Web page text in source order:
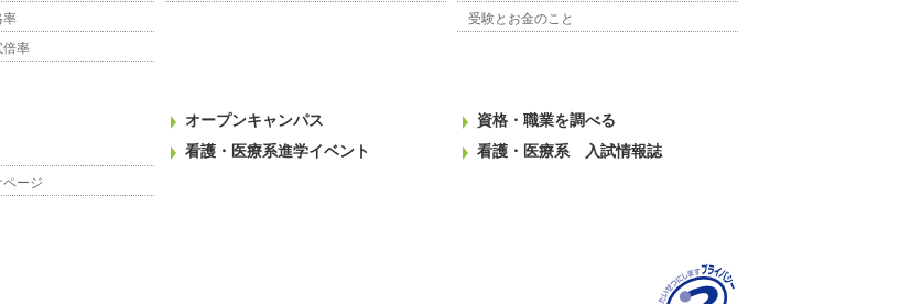
率
倍率
受験とお金のこと
ージ
オープンキャンパス
看護・医療系進学イベント
資格・職業を調べる
看護・医療系 入試情報誌